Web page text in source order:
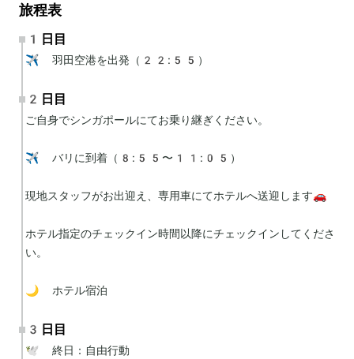
旅程表
1日目
✈️ 羽田空港を出発（22:55）
2日目
ご自身でシンガポールにてお乗り継ぎください。
✈️ バリに到着（8:55〜11:05）
現地スタッフがお出迎え、専用車にてホテルへ送迎します🚗
ホテル指定のチェックイン時間以降にチェックインしてくださ
い。
🌙 ホテル宿泊
3日目
🕊 終日：自由行動